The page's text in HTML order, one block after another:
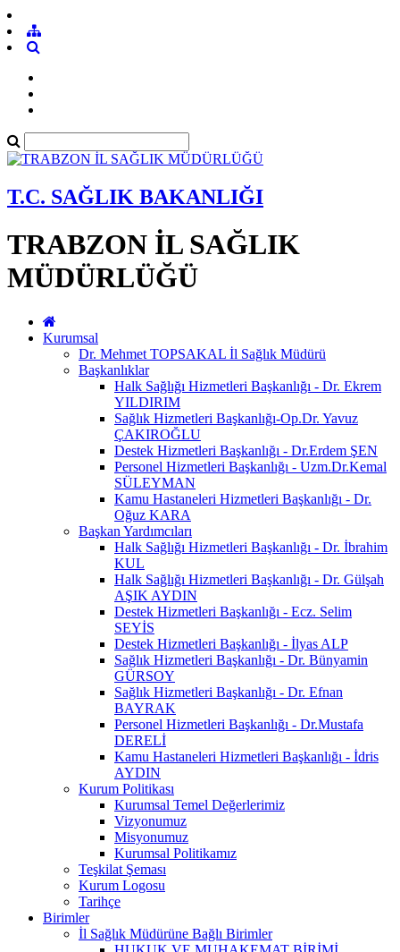
T.C. SAĞLIK BAKANLIĞI
TRABZON İL SAĞLIK
MÜDÜRLÜĞÜ
Kurumsal
Dr. Mehmet TOPSAKAL İl Sağlık Müdürü
Başkanlıklar
Halk Sağlığı Hizmetleri Başkanlığı - Dr. Ekrem
YILDIRIM
Sağlık Hizmetleri Başkanlığı-Op.Dr. Yavuz
ÇAKIROĞLU
Destek Hizmetleri Başkanlığı - Dr.Erdem ŞEN
Personel Hizmetleri Başkanlığı - Uzm.Dr.Kemal
SÜLEYMAN
Kamu Hastaneleri Hizmetleri Başkanlığı - Dr.
Oğuz KARA
Başkan Yardımcıları
Halk Sağlığı Hizmetleri Başkanlığı - Dr. İbrahim
KUL
Halk Sağlığı Hizmetleri Başkanlığı - Dr. Gülşah
AŞIK AYDIN
Destek Hizmetleri Başkanlığı - Ecz. Selim
SEYİS
Destek Hizmetleri Başkanlığı - İlyas ALP
Sağlık Hizmetleri Başkanlığı - Dr. Bünyamin
GÜRSOY
Sağlık Hizmetleri Başkanlığı - Dr. Efnan
BAYRAK
Personel Hizmetleri Başkanlığı - Dr.Mustafa
DERELİ
Kamu Hastaneleri Hizmetleri Başkanlığı - İdris
AYDIN
Kurum Politikası
Kurumsal Temel Değerlerimiz
Vizyonumuz
Misyonumuz
Kurumsal Politikamız
Teşkilat Şeması
Kurum Logosu
Tarihçe
Birimler
İl Sağlık Müdürüne Bağlı Birimler